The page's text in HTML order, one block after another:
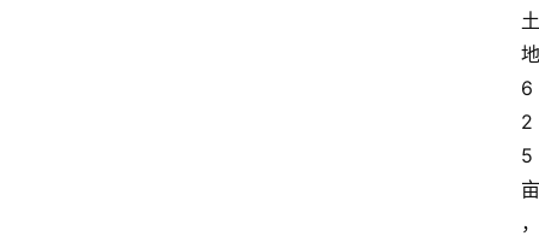
土
地
6
2
5
亩
，